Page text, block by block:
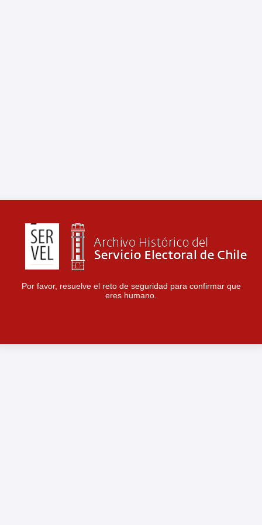
Por favor, resuelve el reto de seguridad para confirmar que
eres humano.